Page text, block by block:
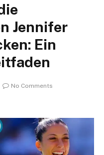
Jennifer
Ein
No Comments